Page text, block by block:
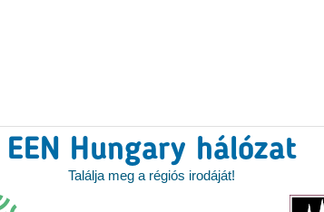
EEN Hungary hálózat
Találja meg a régiós irodáját!